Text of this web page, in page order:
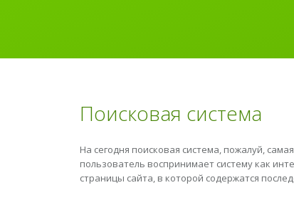
Поисковая система
На сегодня поисковая система, пожалуй,
пользователь воспринимает систему как
страницы сайта, в которой содержатся